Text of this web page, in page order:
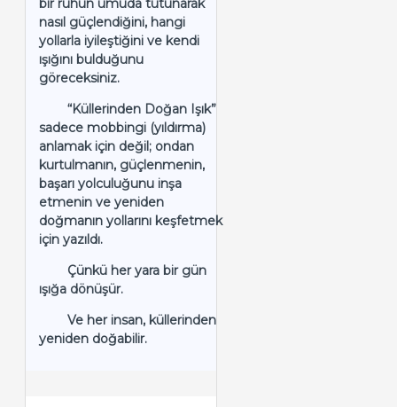
nasıl güçlendiğini, hangi
yollarla iyileştiğini ve kendi
ışığını bulduğunu
göreceksiniz.
“Küllerinden Doğan Işık”
sadece mobbingi (yıldırma)
anlamak için değil; ondan
kurtulmanın, güçlenmenin,
başarı yolculuğunu inşa
etmenin ve yeniden
doğmanın yollarını keşfetmek
için yazıldı.
Çünkü her yara bir gün
ışığa dönüşür.
Ve her insan, küllerinden
yeniden doğabilir.